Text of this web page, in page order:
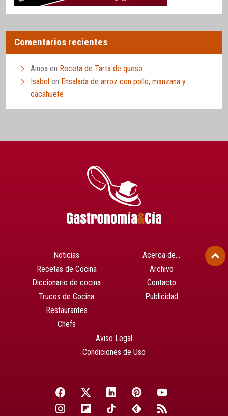
Comentarios recientes
Ainoa en Receta de Tarta de queso
Isabel en Ensalada de arroz con pollo, manzana y
cacahuete
Noticias
Recetas de Cocina
Diccionario de cocina
Trucos de Cocina
Restaurantes
Chefs
Acerca de…
Archivo
Contacto
Publicidad
Aviso Legal
Condiciones de Uso